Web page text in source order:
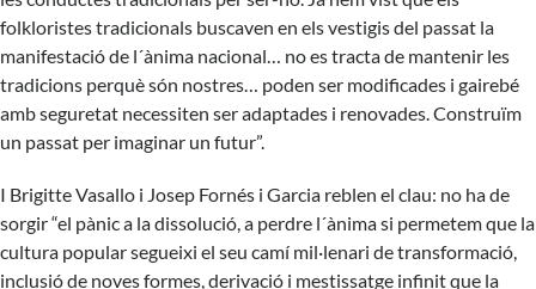
folkloristes tradicionals buscaven en els vestigis del passat la
manifestació de l´ànima nacional… no es tracta de mantenir les
tradicions perquè són nostres… poden ser modificades i gairebé
amb seguretat necessiten ser adaptades i renovades. Construïm
un passat per imaginar un futur”.
I Brigitte Vasallo i Josep Fornés i Garcia reblen el clau: no ha de
sorgir “el pànic a la dissolució, a perdre l´ànima si permetem que la
cultura popular segueixi el seu camí mil·lenari de transformació,
inclusió de noves formes, derivació i mestissatge infinit que la